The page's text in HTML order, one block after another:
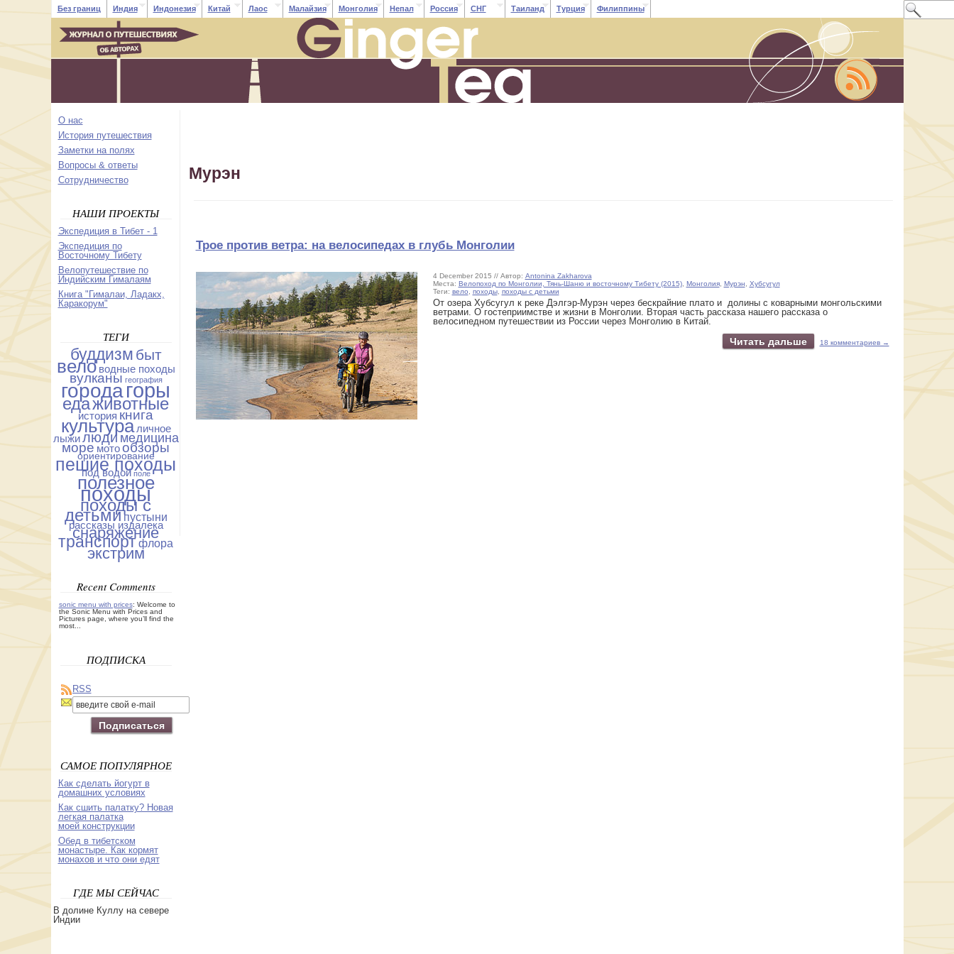
Без границ Индия Индонезия Китай Лаос Малайзия Монголия Непал Россия СНГ Таиланд Турция Филиппины
Мурэн
Трое против ветра: на велосипедах в глубь Монголии
4 December 2015 // Автор: Antonina Zakharova
Места: Велопоход по Монголии, Тянь-Шаню и восточному Тибету (2015), Монголия, Мурэн
Хубсугул
Теги: вело походы, походы с детьми
От озера Хубсугул к реке Дэлгэр-Мурэн через бескрайние плато и долины с коварными монгольскими
ветрами. О гостеприимстве и жизни в Монголии. Вторая часть рассказа нашего рассказа о
велосипедном путешествии из России через Монголию в Китай.
Читать дальше 18 комментариев →
О нас
История путешествия
Заметки на полях
Вопросы & ответы
Cотрудничество
НАШИ ПРОЕКТЫ
Экспедиция в Тибет - 1
Экспедиция по
Восточному Тибету
Велопутешествие по
Индийским Гималаям
Книга "Гималаи, Ладакх,
Каракорум"
ТЕГИ
буддизм быт
вело водные походы
вулканы география
городагоры
едаживотные
история книга
культура личное
лыжи люди медицина
море мотообзоры
ориентирование
пешие походы
под водой поле
полезное
походы
походы с
детьми пустыни
рассказы издалека
снаряжение
транспортфлора
экстрим
Recent Comments
sonic menu with prices: Welcome to
the Sonic Menu with Prices and
Pictures page, where you’ll find the
most...
ПОДПИСКА
RSS
САМОЕ ПОПУЛЯРНОЕ
Как сделать йогурт в
домашних условиях
Как сшить палатку? Новая
легкая палатка
моей конструкции
Обед в тибетском
монастыре. Как кормят
монахов и что они едят
ГДЕ МЫ СЕЙЧАС
В долине Куллу на севере
Индии